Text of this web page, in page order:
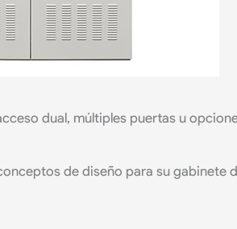
dual, múltiples puertas u
de diseño para su gabinete